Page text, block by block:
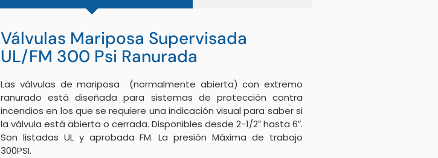
Válvulas Mariposa Supervisada
UL/FM 300 Psi Ranurada
Las válvulas de mariposa (normalmente abierta) con extremo
ranurado está diseñada para sistemas de protección contra
incendios en los que se requiere una indicación visual para saber si
la válvula está abierta o cerrada. Disponibles desde 2-1/2″ hasta 6″.
Son listadas UL y aprobada FM. La presión Máxima de trabajo
300PSI.